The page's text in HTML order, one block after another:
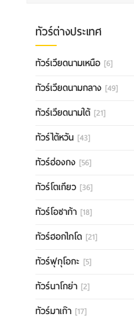
ทัวร์ต่างประเทศ
ทัวร์เวียดนามเหนือ [6]
ทัวร์เวียดนามกลาง [49]
ทัวร์เวียดนามใต้ [21]
ทัวร์ไต้หวัน [43]
ทัวร์ฮ่องกง [56]
ทัวร์โตเกียว [36]
ทัวร์โอซาก้า [18]
ทัวร์ฮอกไกโด [21]
ทัวร์ฟุกุโอกะ [5]
ทัวร์นาโกย่า [2]
ทัวร์มาเก๊า [17]